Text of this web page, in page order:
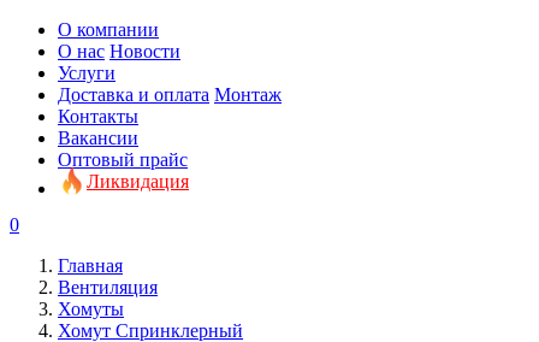
О компании
О нас Новости
Услуги
Доставка и оплата Монтаж
Контакты
Вакансии
Оптовый прайс
Ликвидация
0
Главная
Вентиляция
Хомуты
Хомут Спринклерный